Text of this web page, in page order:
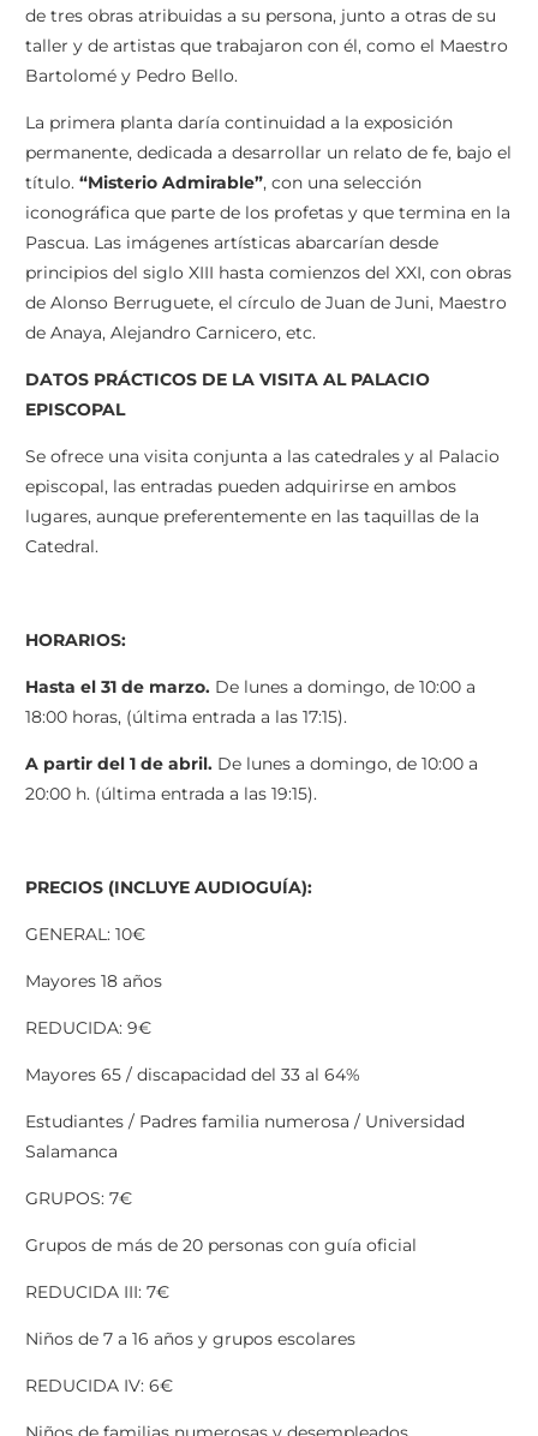
de tres obras atribuidas a su persona, junto a otras de su
taller y de artistas que trabajaron con él, como el Maestro
Bartolomé y Pedro Bello.
La primera planta daría continuidad a la exposición
permanente, dedicada a desarrollar un relato de fe, bajo el
título. “Misterio Admirable”, con una selección
iconográfica que parte de los profetas y que termina en la
Pascua. Las imágenes artísticas abarcarían desde
principios del siglo XIII hasta comienzos del XXI, con obras
de Alonso Berruguete, el círculo de Juan de Juni, Maestro
de Anaya, Alejandro Carnicero, etc.
DATOS PRÁCTICOS DE LA VISITA AL PALACIO
EPISCOPAL
Se ofrece una visita conjunta a las catedrales y al Palacio
episcopal, las entradas pueden adquirirse en ambos
lugares, aunque preferentemente en las taquillas de la
Catedral.
HORARIOS:
Hasta el 31 de marzo. De lunes a domingo, de 10:00 a
18:00 horas, (última entrada a las 17:15).
A partir del 1 de abril. De lunes a domingo, de 10:00 a
20:00 h. (última entrada a las 19:15).
PRECIOS (INCLUYE AUDIOGUÍA):
GENERAL: 10€
Mayores 18 años
REDUCIDA: 9€
Mayores 65 / discapacidad del 33 al 64%
Estudiantes / Padres familia numerosa / Universidad
Salamanca
GRUPOS: 7€
Grupos de más de 20 personas con guía oficial
REDUCIDA III: 7€
Niños de 7 a 16 años y grupos escolares
REDUCIDA IV: 6€